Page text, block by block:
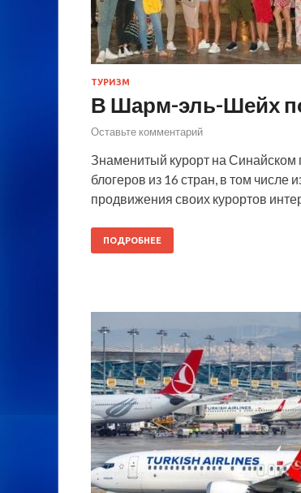
ТУРИЗМ
В Шарм-эль-Шейх
Оставьте комментарий
Знаменитый курорт на
блогеров из 16 стран, в том числе
продвижения своих курортов
ПОДРОБНЕЕ